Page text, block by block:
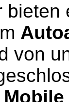
bieten
von